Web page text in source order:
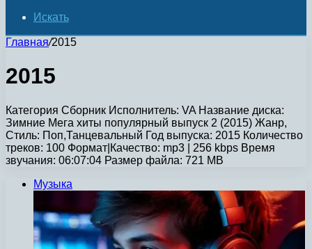
Искать
Главная/2015
2015
Категория Сборник Исполнитель: VA Название диска:
Зимние Мега хиты популярный выпуск 2 (2015) Жанр,
Стиль: Поп,Танцевальный Год выпуска: 2015 Количество
треков: 100 Формат|Качество: mp3 | 256 kbps Время
звучания: 06:07:04 Размер файла: 721 MB
Музыка